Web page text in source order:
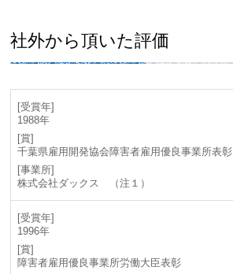
社外から頂いた評価
1988年
千葉県雇用開発協会障害者雇用優良事業所表彰
株式会社ダックス （注１）
1996年
障害者雇用優良事業所労働大臣表彰